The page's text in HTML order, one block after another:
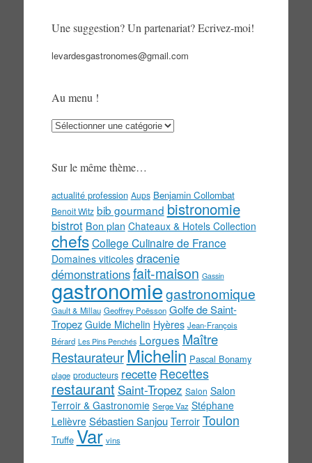
Une suggestion? Un partenariat? Ecrivez-moi!
levardesgastronomes@gmail.com
Au menu !
Au
Sur le même thème…
actualité profession Aups Benjamin Collombat
Benoit Witz bib gourmand bistronomie
bistrot Bon plan Chateaux & Hotels Collection
chefs College Culinaire de France
Domaines viticoles dracenie
démonstrationsfait-maison Gassin
gastronomiegastronomique
Gault & Millau Geoffrey Poësson Golfe de Saint-
Tropez Guide Michelin Hyères Jean-François
Bérard Les Pins Penchés Lorgues Maître
Restaurateur Michelin Pascal Bonamy
plage producteurs recette Recettes
restaurant Saint-Tropez Salon Salon
Terroir & Gastronomie Serge Vaz Stéphane
Lelièvre Sébastien Sanjou Terroir Toulon
Truffe Var vins